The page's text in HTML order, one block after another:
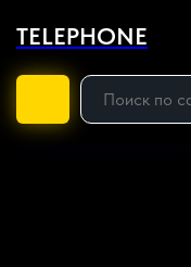
TELEPHONE